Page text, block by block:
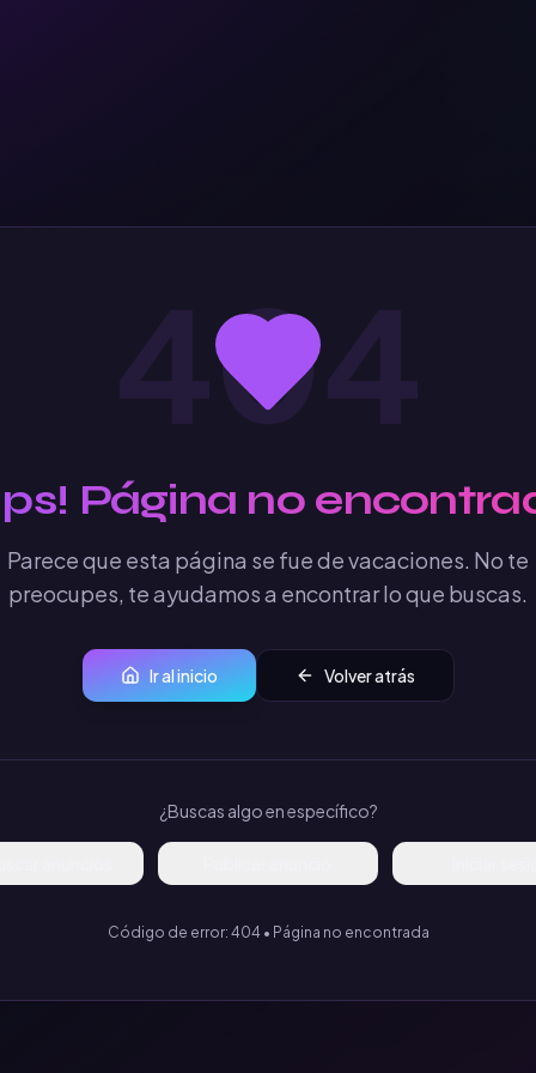
404
Página no
Parece que esta página se fue de vacaciones. No te
preocupes, te ayudamos a encontrar lo que buscas.
Ir al inicio Volver atrás
¿Buscas algo en específico?
Código de error: 404 • Página no encontrada